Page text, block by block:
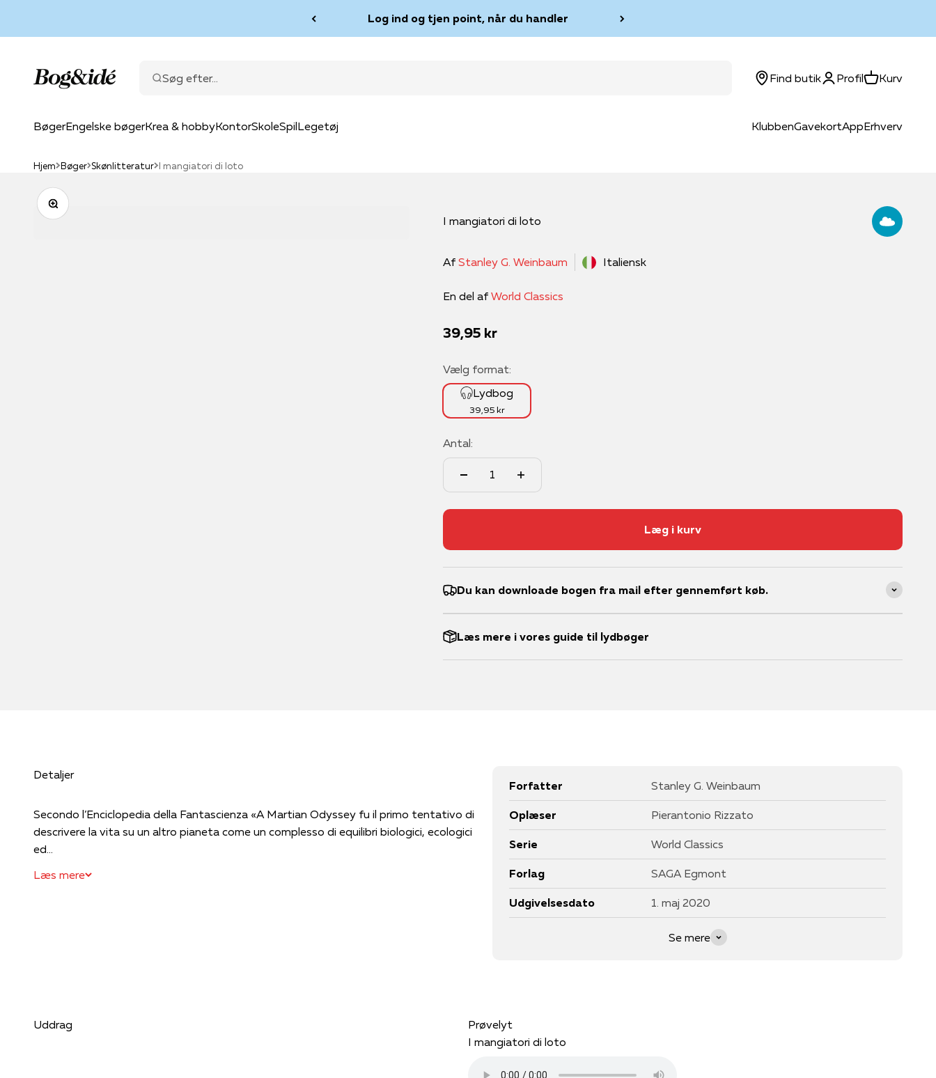
Log ind og tjen point, når du handler
BøgerEngelske bøgerKrea & hobbyKontorSkoleSpilLegetøj KlubbenGavekortAppErhverv
Søg efter...
Bog & idé Find butikLog ind
ProfilKurvKurv
Hjem Bøger Skønlitteratur I mangiatori di loto
Zoom
I mangiatori di loto
Af Stanley G. Weinbaum Italiensk
En del af World Classics
Salgspris
39,95 kr
Vælg format:
Lydbog
39,95 kr
Antal:
Læg i kurv
Du kan downloade bogen fra mail efter gennemført køb.
Læs mere i vores guide til lydbøger
Detaljer
Secondo l’Enciclopedia della Fantascienza «A Martian Odyssey fu il primo tentativo di
descrivere la vita su un altro pianeta come un complesso di equilibri biologici, ecologici
ed...
Læs mere
Forfatter Stanley G. Weinbaum
Oplæser Pierantonio Rizzato
Serie World Classics
Forlag SAGA Egmont
Udgivelsesdato 1. maj 2020
Se mere
Uddrag
Prøvelyt
I mangiatori di loto